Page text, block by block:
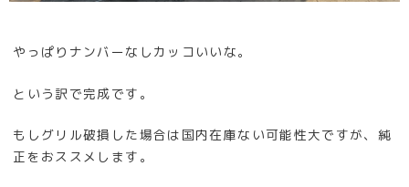
やっぱりナンバーなしカッコいいな。
という訳で完成です。
もしグリル破損した場合は国内在庫ない可能性大ですが、純
正をおススメします。